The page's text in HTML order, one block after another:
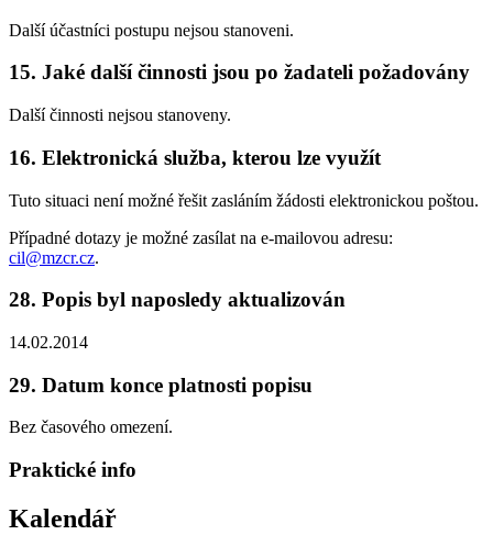
Další účastníci postupu nejsou stanoveni.
15. Jaké další činnosti jsou po žadateli požadovány
Další činnosti nejsou stanoveny.
16. Elektronická služba, kterou lze využít
Tuto situaci není možné řešit zasláním žádosti elektronickou poštou.
Případné dotazy je možné zasílat na e-mailovou adresu:
cil@mzcr.cz.
28. Popis byl naposledy aktualizován
14.02.2014
29. Datum konce platnosti popisu
Bez časového omezení.
Praktické info
Kalendář